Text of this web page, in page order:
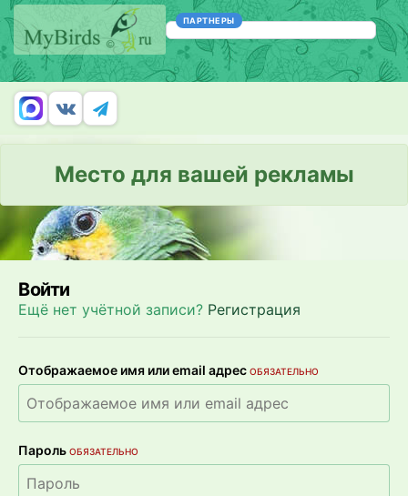
ПАРТНЕРЫ
Место для вашей рекламы
Войти
Ещё нет учётной записи? Регистрация
Отображаемое имя или email адрес ОБЯЗАТЕЛЬНО
Пароль ОБЯЗАТЕЛЬНО